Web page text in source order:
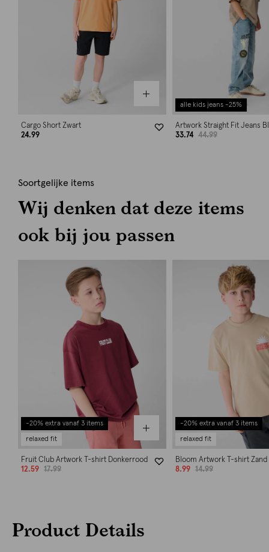
Cargo Short Zwart
24.99
alle kids jeans -25%
Artwork Straight Fit Jeans
33.74
44.99
Soortgelijke items
Wij denken dat deze items
ook bij jou passen
-20% extra vanaf 3 items
relaxed fit
Fruit Club Artwork T-shirt Donkerrood
12.59
17.99
-20% extra vanaf 3 items
relaxed fit
Bloom Artwork T-shirt Zand
8.99
14.99
Product Details